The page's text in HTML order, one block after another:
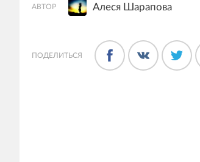
АВТОР Алеся Шарапова
ПОДЕЛИТЬСЯ